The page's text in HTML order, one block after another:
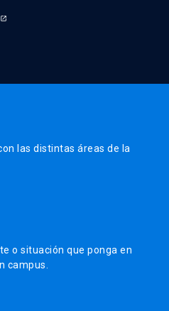
las distintas áreas de la
o situación que ponga en
campus.